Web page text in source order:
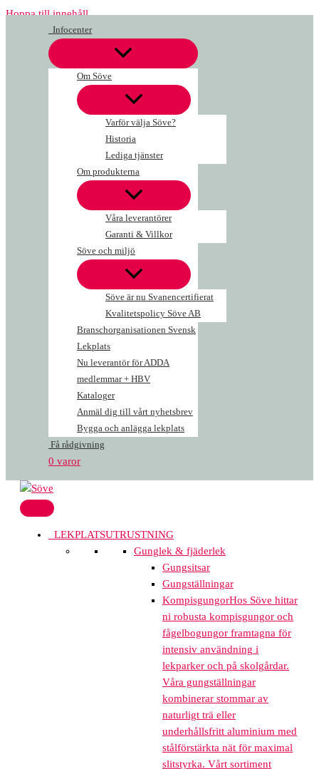
Hoppa till innehåll
Infocenter
Om Söve
Varför välja Söve?
Historia
Lediga tjänster
Om produkterna
Våra leverantörer
Garanti & Villkor
Söve och miljö
Söve är nu Svanencertifierat
Kvalitetspolicy Söve AB
Branschorganisationen Svensk
Lekplats
Nu leverantör för ADDA
medlemmar + HBV
Kataloger
Anmäl dig till vårt nyhetsbrev
Bygga och anlägga lekplats
Få rådgivning
0 varor
LEKPLATSUTRUSTNING
Gunglek & fjäderlek
Gungsitsar
Gungställningar
KompisgungorHos Söve hittar
ni robusta kompisgungor och
fågelbogungor framtagna för
intensiv användning i
lekparker och på skolgårdar.
Våra gungställningar
kombinerar stommar av
naturligt trä eller
underhållsfritt aluminium med
stålförstärkta nät för maximal
slitstyrka. Vårt sortiment